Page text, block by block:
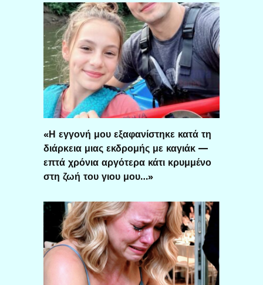
«Η εγγονή μου εξαφανίστηκε κατά τη
διάρκεια μιας εκδρομής με καγιάκ —
επτά χρόνια αργότερα κάτι κρυμμένο
στη ζωή του γιου μου…»